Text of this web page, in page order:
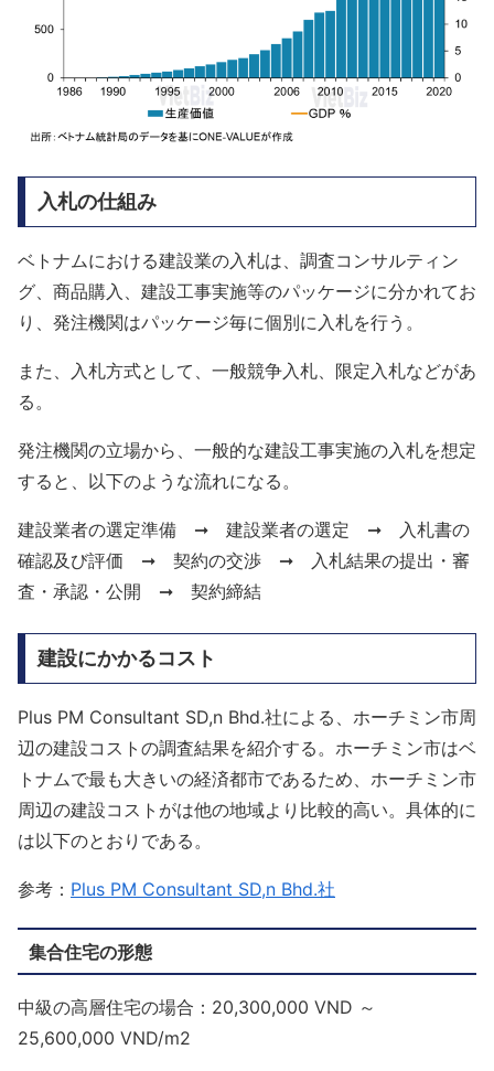
入札の仕組み
ベトナムにおける建設業の入札は、調査コンサルティン
グ、商品購入、建設工事実施等のパッケージに分かれてお
り、発注機関はパッケージ毎に個別に入札を行う。
また、入札方式として、一般競争入札、限定入札などがあ
る。
発注機関の立場から、一般的な建設工事実施の入札を想定
すると、以下のような流れになる。
建設業者の選定準備 ➞ 建設業者の選定 ➞ 入札書の
確認及び評価 ➞ 契約の交渉 ➞ 入札結果の提出・審
査・承認・公開 ➞ 契約締結
建設にかかるコスト
Plus PM Consultant SD,n Bhd.社による、ホーチミン市周
辺の建設コストの調査結果を紹介する。ホーチミン市はベ
トナムで最も大きいの経済都市であるため、ホーチミン市
周辺の建設コストがは他の地域より比較的高い。具体的に
は以下のとおりである。
参考： Plus PM Consultant SD,n Bhd.社
集合住宅の形態
中級の高層住宅の場合：20,300,000 VND ～
25,600,000 VND/m2